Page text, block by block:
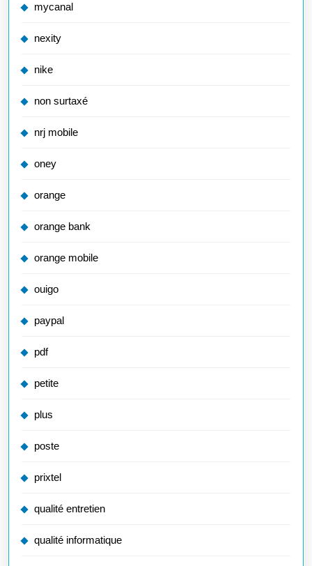
mycanal
nexity
nike
non surtaxé
nrj mobile
oney
orange
orange bank
orange mobile
ouigo
paypal
pdf
petite
plus
poste
prixtel
qualité entretien
qualité informatique